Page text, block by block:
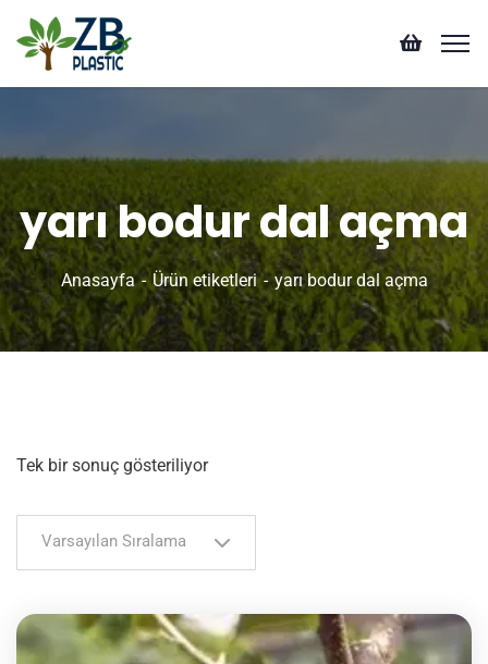
yarı bodur dal açma
Anasayfa Ürün etiketleri yarı bodur dal açma
Tek bir sonuç gösteriliyor
Varsayılan Sıralama